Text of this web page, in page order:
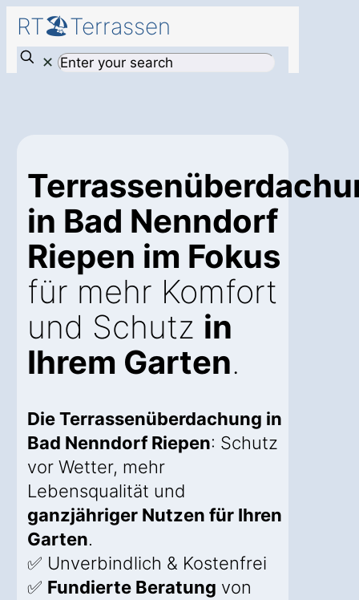
RT🏖️Terrassen
✕
in Bad Nenndorf
Riepen im Fokus
für mehr Komfort
und Schutz in
Ihrem Garten.
Die Terrassenüberdachung in
Bad Nenndorf Riepen: Schutz
vor Wetter, mehr
Lebensqualität und
ganzjähriger Nutzen für Ihren
Garten.
✅ Unverbindlich & Kostenfrei
✅ Fundierte Beratung von